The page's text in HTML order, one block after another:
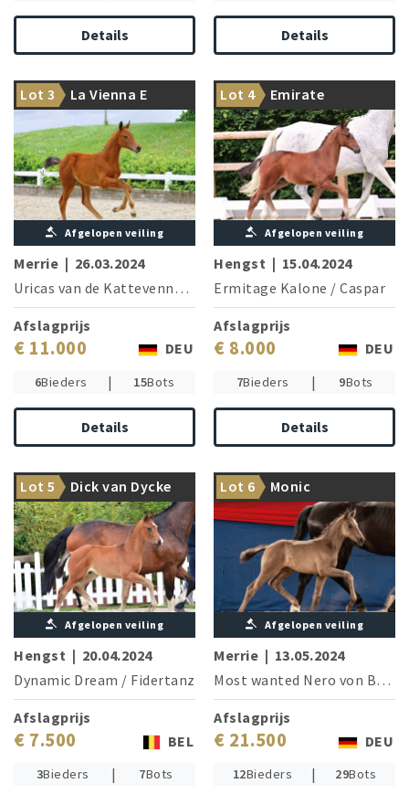
Details Details
Lot 3 La Vienna E
Casino Berlin and Casirus are
brothers of the dam
Afgelopen veiling
Merrie | 26.03.2024
Uricas van de Kattevennen
Quincento
Afslagprijs
€ 11.000 DEU
6Bieders | 15Bots
Details
Lot 4 Emirate
5* winner Don VHP Z is
brother of the granddam
Afgelopen veiling
Hengst | 15.04.2024
Ermitage Kalone / Caspar
Afslagprijs
€ 8.000 DEU
7Bieders | 9Bots
Details
Lot 5 Dick van Dycke
Dressage pedigree in a class
of its own!
Afgelopen veiling
Hengst | 20.04.2024
Dynamic Dream / Fidertanz
Afslagprijs
€ 7.500 BEL
3Bieders | 7Bots
Lot 6 Monic
From the treasure chest of
Most wanted Nero von Bellin
Afgelopen veiling
Merrie | 13.05.2024
Most wanted Nero von Bellin
Afslagprijs
€ 21.500 DEU
12Bieders | 29Bots